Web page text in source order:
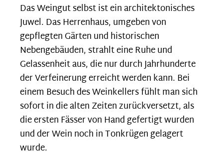
Das Weingut selbst ist ein architektonisches
Juwel. Das Herrenhaus, umgeben von
gepflegten Gärten und historischen
Nebengebäuden, strahlt eine Ruhe und
Gelassenheit aus, die nur durch Jahrhunderte
der Verfeinerung erreicht werden kann. Bei
einem Besuch des Weinkellers fühlt man sich
sofort in die alten Zeiten zurückversetzt, als
die ersten Fässer von Hand gefertigt wurden
und der Wein noch in Tonkrügen gelagert
wurde.